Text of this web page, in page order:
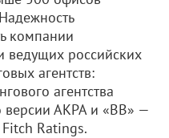
компании
ведущих российских
агентств:
агентства
версии АКРА и «BB» —
Ratings.